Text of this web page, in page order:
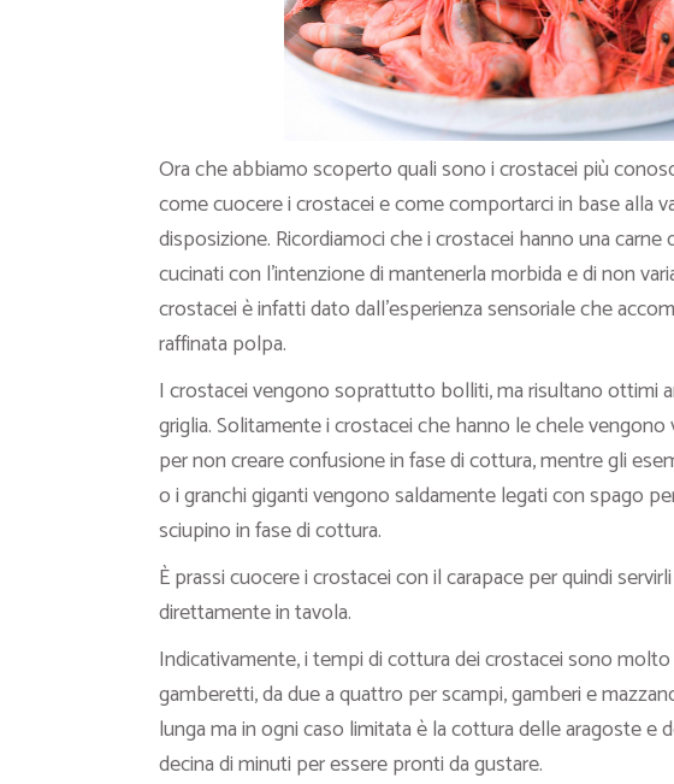
Ora che abbiamo scoperto quali sono i crostacei più
come cuocere i crostacei e come comportarci in base alla
disposizione. Ricordiamoci che i crostacei hanno una
cucinati con l’intenzione di mantenerla morbida e di non
crostacei è infatti dato dall’esperienza sensoriale che
raffinata polpa.
I crostacei vengono soprattutto bolliti, ma risultano ottimi
griglia. Solitamente i crostacei che hanno le chele
per non creare confusione in fase di cottura, mentre gli
o i granchi giganti vengono saldamente legati con spago
sciupino in fase di cottura.
È prassi cuocere i crostacei con il carapace per quindi
direttamente in tavola.
Indicativamente, i tempi di cottura dei crostacei sono
gamberetti, da due a quattro per scampi, gamberi e
lunga ma in ogni caso limitata è la cottura delle aragoste e
decina di minuti per essere pronti da gustare.